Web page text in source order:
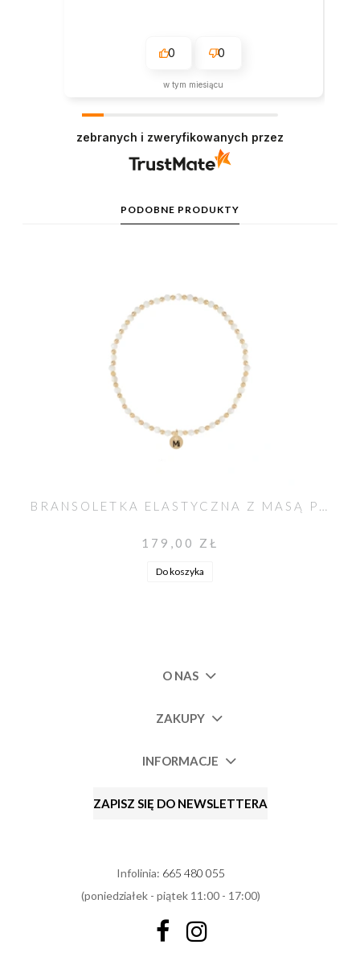
0 0
w tym miesiącu
zebranych i zweryfikowanych przez
PODOBNE PRODUKTY
BRANSOLETKA ELASTYCZNA Z MASĄ PERŁOWĄ RÓŻANIEC
179,00 ZŁ
Do koszyka
O NAS
ZAKUPY
INFORMACJE
ZAPISZ SIĘ DO NEWSLETTERA
Infolinia: 665 480 055
(poniedziałek - piątek 11:00 - 17:00)